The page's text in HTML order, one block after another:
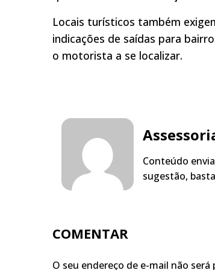
Locais turísticos também
indicações de saídas para
o motorista a se localizar.
Conteúdo
sugestão,
COMENTAR
O seu endereço de e-mail não será